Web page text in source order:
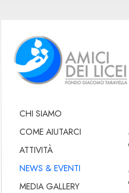
CHI SIAMO
COME AIUTARCI
ATTIVITÀ
NEWS & EVENTI
MEDIA GALLERY